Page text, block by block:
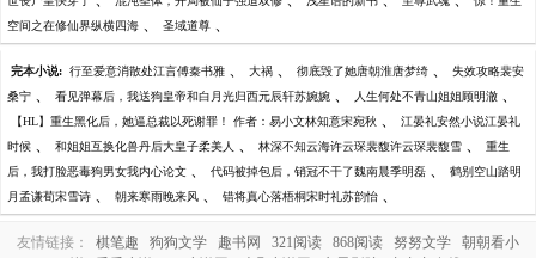
空间之在修仙界纵横四海 、 圣域道尊 、
完本小说: 行至爱意消散处江言傅秦书雅 、 大祸 、 彻底毁了她唐朝淮唐梦绮 、 失效攻略裴安
桑宁 、 看见弹幕后，我送狗皇帝和白月光归西元辰轩苏婉婉 、 人生何处不青山姐姐顾明澈 、
【HL】重生黑化后，她逼总裁以死谢罪！ 作者：易小文林知意宋宛秋 、 江晏礼安然小说江晏礼
时候 、 和姐姐互换化兽丹后大皇子柔美人 、 林深不知云海许云琛裴馥许云琛裴馥雪 、 重生
后，我打脸恶毒狗男女我内心论文 、 代码被掉包后，销冠不干了魏南晨季明磊 、 鹤别空山踏明
月孟谦荀宋雪诗 、 朝来寒雨晚来风 、 错将真心落梧桐宋时礼苏韵怡 、
友情链接： 棋笔趣 狗狗文学 趣书网 321阅读 868阅读 努努文学
朝朝看小